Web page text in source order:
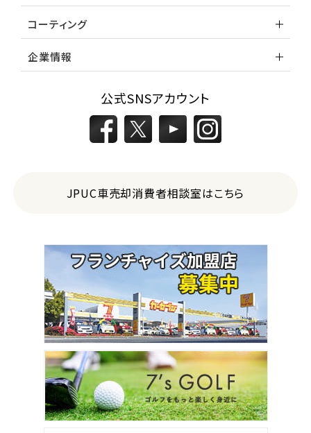
コーティング
企業情報
公式SNSアカウント
JPUC車売却消費者相談室はこちら